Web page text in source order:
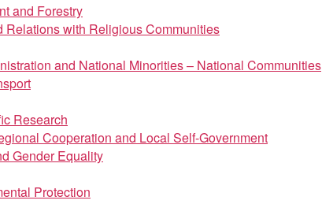
and Forestry
Relations with Religious Communities
and National Minorities – National Communities
Research
Cooperation and Local Self-Government
Gender Equality
Protection